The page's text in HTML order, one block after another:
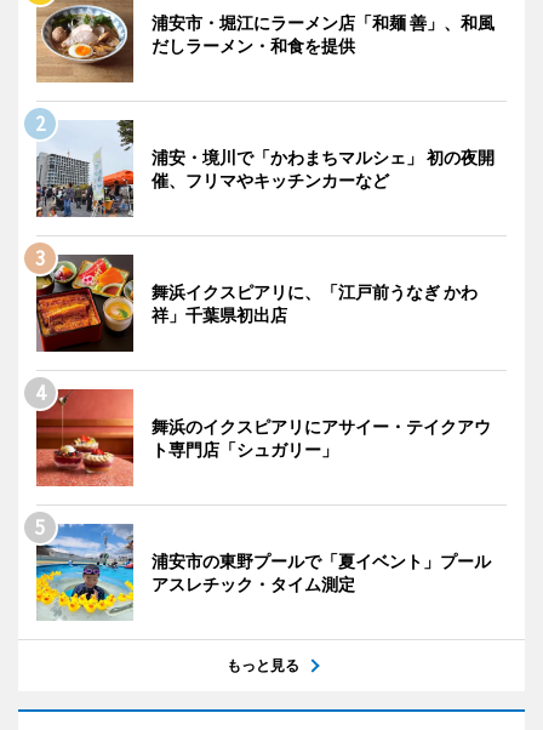
浦安市・堀江にラーメン店「和麺 善」、和風
だしラーメン・和食を提供
浦安・境川で「かわまちマルシェ」 初の夜開
催、フリマやキッチンカーなど
舞浜イクスピアリに、「江戸前うなぎ かわ
祥」千葉県初出店
舞浜のイクスピアリにアサイー・テイクアウ
ト専門店「シュガリー」
浦安市の東野プールで「夏イベント」プール
アスレチック・タイム測定
もっと見る